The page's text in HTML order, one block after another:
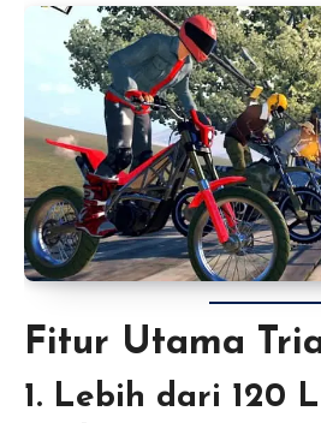
Fitur Utama
1. Lebih dari 120